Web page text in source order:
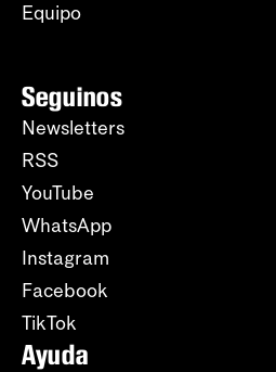
Equipo
Seguinos
Newsletters
RSS
YouTube
WhatsApp
Instagram
Facebook
TikTok
Ayuda